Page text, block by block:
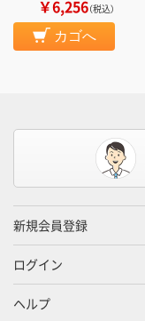
￥6,256（税込）
カゴへ
新規会員登録
ログイン
ヘルプ